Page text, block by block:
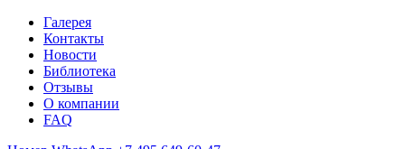
Галерея
Контакты
Новости
Библиотека
Отзывы
О компании
FAQ